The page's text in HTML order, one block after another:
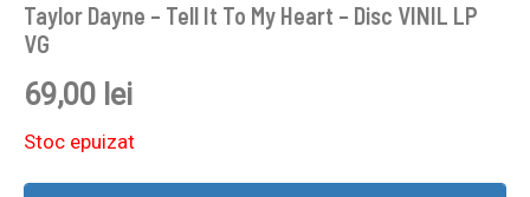
Taylor Dayne – Tell It To My Heart – Disc VINIL LP
VG
69,00 lei
Stoc epuizat